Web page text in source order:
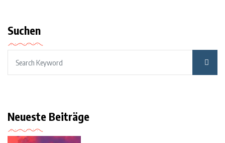
Suchen
Neueste Beiträge